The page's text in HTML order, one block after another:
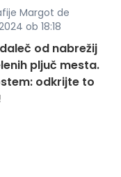
Margot de
ob 18:18
od nabrežij
pljuč mesta.
odkrijte to